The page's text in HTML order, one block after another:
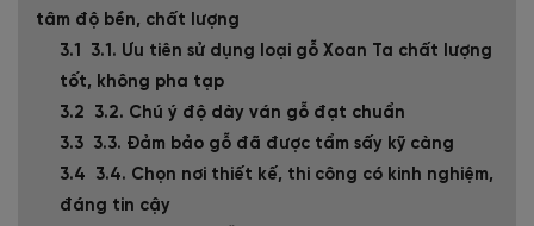
tâm độ bền, chất lượng
3.1. Ưu tiên sử dụng loại gỗ Xoan Ta chất lượng
tốt, không pha tạp
3.2. Chú ý độ dày ván gỗ đạt chuẩn
3.3. Đảm bảo gỗ đã được tẩm sấy kỹ càng
3.4. Chọn nơi thiết kế, thi công có kinh nghiệm,
đáng tin cậy